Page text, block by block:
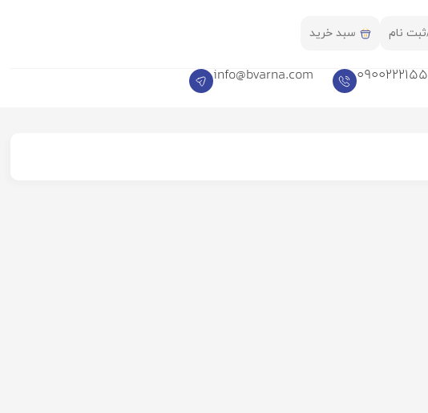
نام سبد خرید
info@bvarna.com